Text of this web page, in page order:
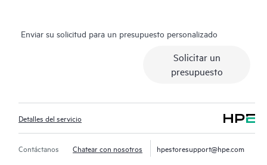
Enviar su solicitud para un presupuesto personalizado
Solicitar un
presupuesto
Detalles del servicio
Contáctanos Chatear con nosotros hpestoresupport@hpe.com